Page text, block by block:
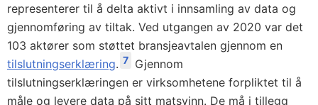
representerer til å delta aktivt i innsamling av data og
gjennomføring av tiltak. Ved utgangen av 2020 var det
103 aktører som støttet bransjeavtalen gjennom en
tilslutningserklæring. 7 Gjennom
tilslutningserklæringen er virksomhetene forpliktet til å
måle og levere data på sitt matsvinn. De må i tillegg